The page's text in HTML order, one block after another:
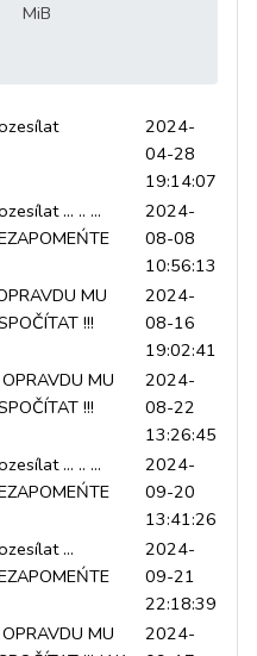
MiB
2024-
04-28
19:14:07
... .. ...
2024-
08-08
10:56:13
MU
!!!
2024-
08-16
19:02:41
MU
!!!
2024-
08-22
13:26:45
... .. ...
2024-
09-20
13:41:26
...
2024-
09-21
22:18:39
MU
2024-